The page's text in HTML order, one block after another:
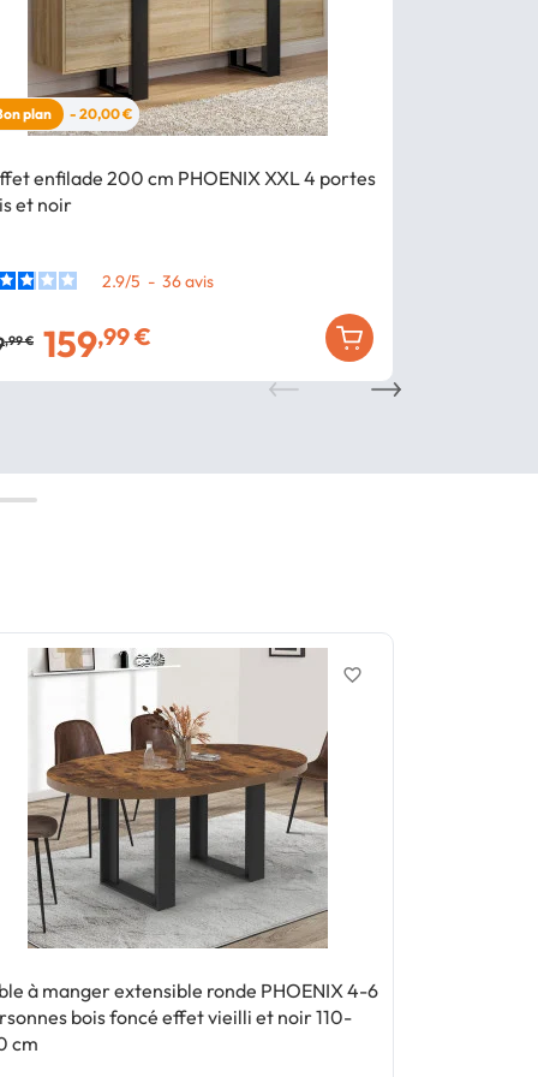
plan - 20,00 €
enfilade 200 cm PHOENIX XXL 4 portes
et noir
2.9/5 - 36avis
,99 € 159,99 €
à manger extensible ronde PHOENIX 4-6
bois foncé effet vieilli et noir 110-
cm
favorite_border